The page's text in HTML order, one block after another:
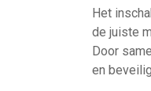
Het
de juiste
Door
en